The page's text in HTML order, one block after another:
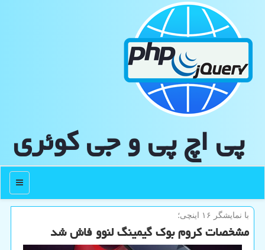
پی اچ پی و جی كوئری
منو
با نمایشگر ۱۶ اینچی؛
مشخصات کروم بوک گیمینگ لنوو فاش شد